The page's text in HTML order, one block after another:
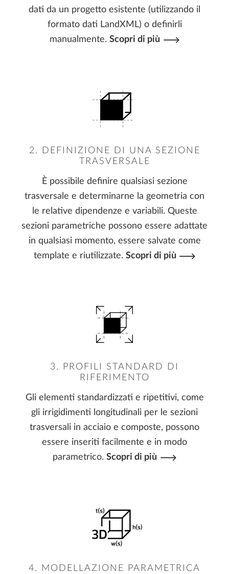
dati da un progetto esistente (utilizzando il
formato dati LandXML) o definirli
manualmente.Scopri di più
2. DEFINIZIONE DI UNA SEZIONE
TRASVERSALE
È possibile definire qualsiasi sezione
trasversale e determinarne la geometria con
le relative dipendenze e variabili. Queste
sezioni parametriche possono essere adattate
in qualsiasi momento, essere salvate come
template e riutilizzate. Scopri di più
3. PROFILI STANDARD DI
RIFERIMENTO
Gli elementi standardizzati e ripetitivi, come
gli irrigidimenti longitudinali per le sezioni
trasversali in acciaio e composte, possono
essere inseriti facilmente e in modo
parametrico.Scopri di più
4. MODELLAZIONE PARAMETRICA